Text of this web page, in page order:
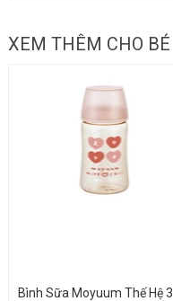
XEM THÊM CHO BÉ
Bình Sữa Moyuum Thế Hệ 3